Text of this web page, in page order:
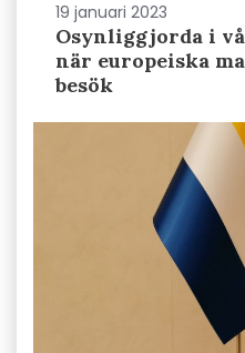
19 januari 2023
Osynliggjorda i
när europeiska
besök